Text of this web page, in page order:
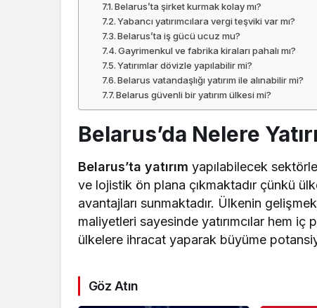
Belarus’ta şirket kurmak kolay mı?
Yabancı yatırımcılara vergi teşviki var mı?
Belarus’ta iş gücü ucuz mu?
Gayrimenkul ve fabrika kiraları pahalı mı?
Yatırımlar dövizle yapılabilir mi?
Belarus vatandaşlığı yatırım ile alınabilir mi?
Belarus güvenli bir yatırım ülkesi mi?
Belarus’da Nelere
Belarus’ta yatırım yapılabilecek
ve lojistik ön plana çıkmaktadır çünkü
avantajları sunmaktadır. Ülkenin
maliyetleri sayesinde yatırımcılar hem
ülkelere ihracat yaparak büyüme
Göz Atın